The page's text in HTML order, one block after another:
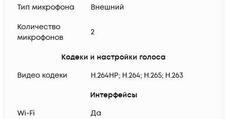
Тип микрофона Внешний
Количество
микрофонов
2
Кодеки и настройки голоса
Видео кодеки
H.264HP; H.264; H.265; H.263
Интерфейсы
Wi-Fi
Да